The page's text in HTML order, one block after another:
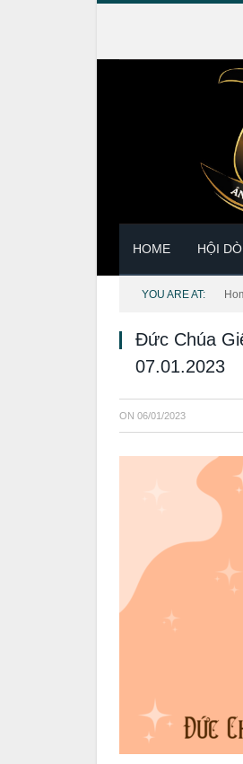
HOME HỘI
YOU ARE AT:
Đức Chúa
07.01.2023
ON 06/01/2023